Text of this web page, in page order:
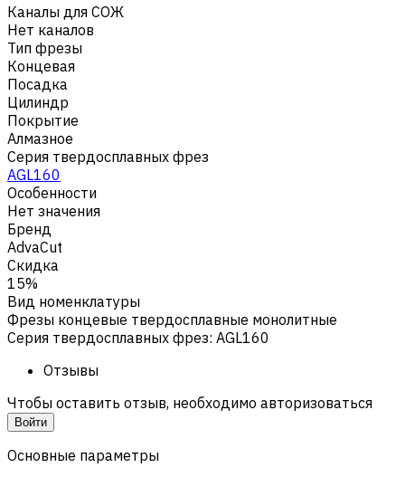
Каналы для СОЖ
Нет каналов
Тип фрезы
Концевая
Посадка
Цилиндр
Покрытие
Алмазное
Серия твердосплавных фрез
AGL160
Особенности
Нет значения
Бренд
AdvaCut
Скидка
15%
Вид номенклатуры
Фрезы концевые твердосплавные монолитные
Серия твердосплавных фрез: AGL160
Отзывы
Чтобы оставить отзыв, необходимо авторизоваться
Войти
Основные параметры